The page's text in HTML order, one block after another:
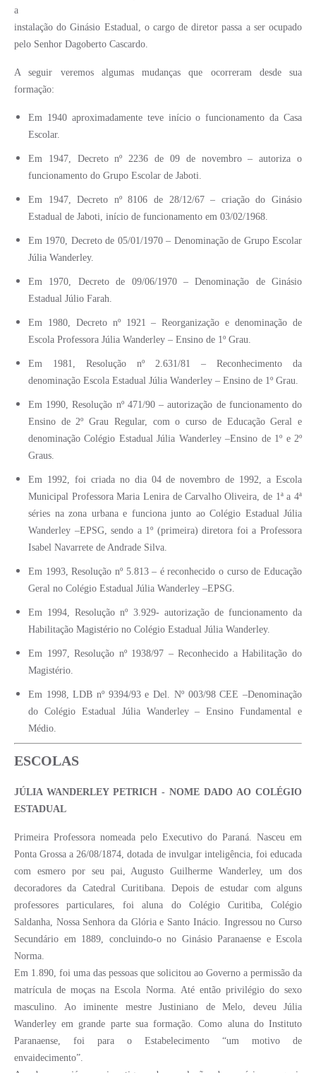
a
instalação do Ginásio Estadual, o cargo de diretor passa a ser ocupado
pelo Senhor Dagoberto Cascardo.
A seguir veremos algumas mudanças que ocorreram desde sua
formação:
Em 1940 aproximadamente teve início o funcionamento da Casa
Escolar.
Em 1947, Decreto nº 2236 de 09 de novembro – autoriza o
funcionamento do Grupo Escolar de Jaboti.
Em 1947, Decreto nº 8106 de 28/12/67 – criação do Ginásio
Estadual de Jaboti, início de funcionamento em 03/02/1968.
Em 1970, Decreto de 05/01/1970 – Denominação de Grupo Escolar
Júlia Wanderley.
Em 1970, Decreto de 09/06/1970 – Denominação de Ginásio
Estadual Júlio Farah.
Em 1980, Decreto nº 1921 – Reorganização e denominação de
Escola Professora Júlia Wanderley – Ensino de 1º Grau.
Em 1981, Resolução nº 2.631/81 – Reconhecimento da
denominação Escola Estadual Júlia Wanderley – Ensino de 1º Grau.
Em 1990, Resolução nº 471/90 – autorização de funcionamento do
Ensino de 2º Grau Regular, com o curso de Educação Geral e
denominação Colégio Estadual Júlia Wanderley –Ensino de 1º e 2º
Graus.
Em 1992, foi criada no dia 04 de novembro de 1992, a Escola
Municipal Professora Maria Lenira de Carvalho Oliveira, de 1ª a 4ª
séries na zona urbana e funciona junto ao Colégio Estadual Júlia
Wanderley –EPSG, sendo a 1º (primeira) diretora foi a Professora
Isabel Navarrete de Andrade Silva.
Em 1993, Resolução nº 5.813 – é reconhecido o curso de Educação
Geral no Colégio Estadual Júlia Wanderley –EPSG.
Em 1994, Resolução nº 3.929- autorização de funcionamento da
Habilitação Magistério no Colégio Estadual Júlia Wanderley.
Em 1997, Resolução nº 1938/97 – Reconhecido a Habilitação do
Magistério.
Em 1998, LDB nº 9394/93 e Del. Nº 003/98 CEE –Denominação
do Colégio Estadual Júlia Wanderley – Ensino Fundamental e
Médio.
ESCOLAS
JÚLIA WANDERLEY PETRICH - NOME DADO AO COLÉGIO
ESTADUAL
Primeira Professora nomeada pelo Executivo do Paraná. Nasceu em
Ponta Grossa a 26/08/1874, dotada de invulgar inteligência, foi educada
com esmero por seu pai, Augusto Guilherme Wanderley, um dos
decoradores da Catedral Curitibana. Depois de estudar com alguns
professores particulares, foi aluna do Colégio Curitiba, Colégio
Saldanha, Nossa Senhora da Glória e Santo Inácio. Ingressou no Curso
Secundário em 1889, concluindo-o no Ginásio Paranaense e Escola
Norma.
Em 1.890, foi uma das pessoas que solicitou ao Governo a permissão da
matrícula de moças na Escola Norma. Até então privilégio do sexo
masculino. Ao iminente mestre Justiniano de Melo, deveu Júlia
Wanderley em grande parte sua formação. Como aluna do Instituto
Paranaense, foi para o Estabelecimento “um motivo de
envaidecimento”.